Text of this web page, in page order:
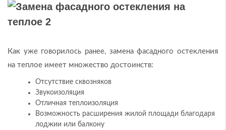
Как уже говорилось ранее, замена фасадного остекления
на теплое имеет множество достоинств:
Отсутствие сквозняков
Звукоизоляция
Отличная теплоизоляция
Возможность расширения жилой площади благодаря
лоджии или балкону